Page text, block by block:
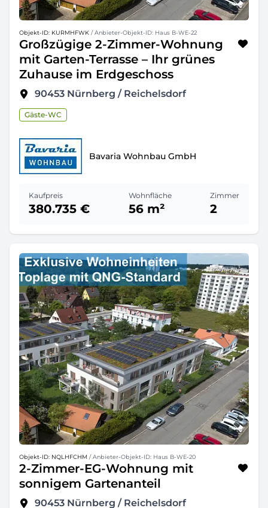
Objekt-ID: KURMHFWK / Anbieter-Objekt-ID: Haus B-WE-22
Großzügige 2-Zimmer-Wohnung
mit Garten-Terrasse – Ihr grünes
Zuhause im Erdgeschoss
90453 Nürnberg / Reichelsdorf
Gäste-WC
Bavaria Wohnbau GmbH
Kaufpreis
380.735 €
Wohnfläche
56 m²
Zimmer
2
Objekt-ID: NQLHFCHM / Anbieter-Objekt-ID: Haus B-WE-20
2-Zimmer-EG-Wohnung mit
sonnigem Gartenanteil
90453 Nürnberg / Reichelsdorf